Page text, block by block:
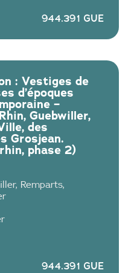
944.391 GUE
: Vestiges de
d’époques
–
Guebwiller,
des
Grosjean.
phase 2)
, Remparts,
944.391 GUE